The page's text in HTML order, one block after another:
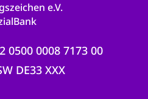
e.V.
0500 0008 7173 00
DE33 XXX